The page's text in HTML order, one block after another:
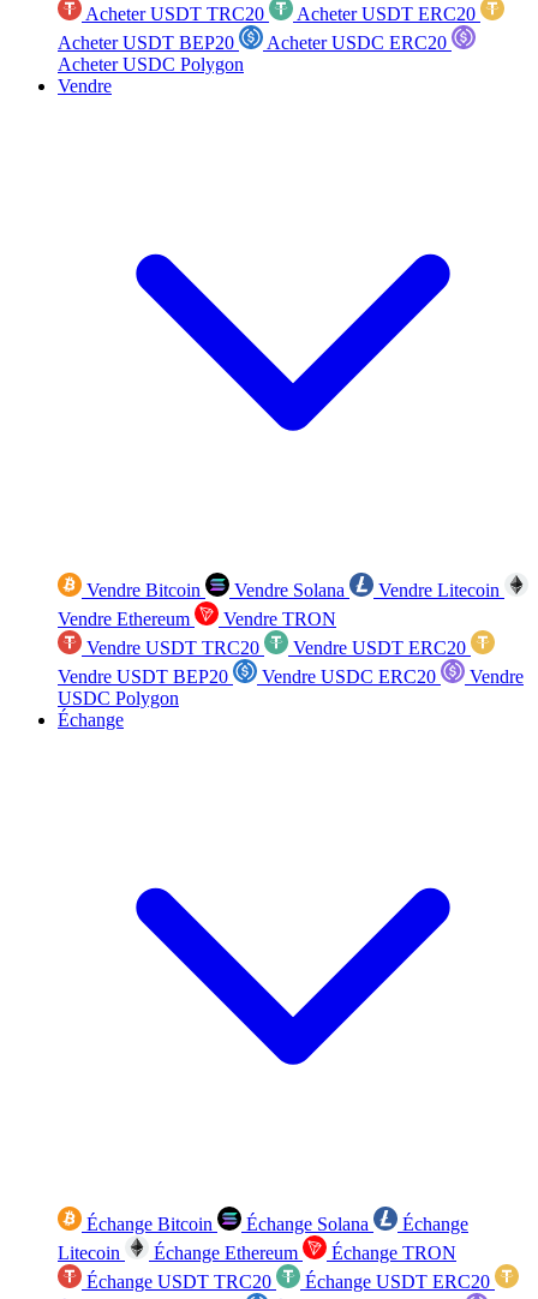
Acheter USDT TRC20
Acheter USDT ERC20
Acheter USDT BEP20
Acheter USDC ERC20
Acheter USDC Polygon
Vendre
Vendre Bitcoin Vendre Solana
Vendre Litecoin
Vendre Ethereum
Vendre TRON
Vendre USDT TRC20
Vendre USDT ERC20
Vendre USDT BEP20
Vendre USDC ERC20
Vendre
USDC Polygon
Échange
Échange Bitcoin Échange Solana
Échange
Litecoin
Échange Ethereum
Échange TRON
Échange USDT TRC20
Échange USDT ERC20